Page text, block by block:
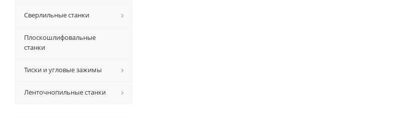
Сверлильные станки
Плоскошлифовальные
станки
Тиски и угловые зажимы
Ленточнопильные станки